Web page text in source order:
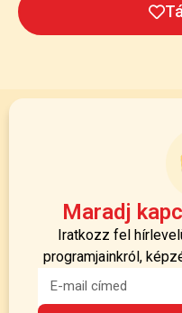
Maradj
Iratkozz fel
programjainkról,